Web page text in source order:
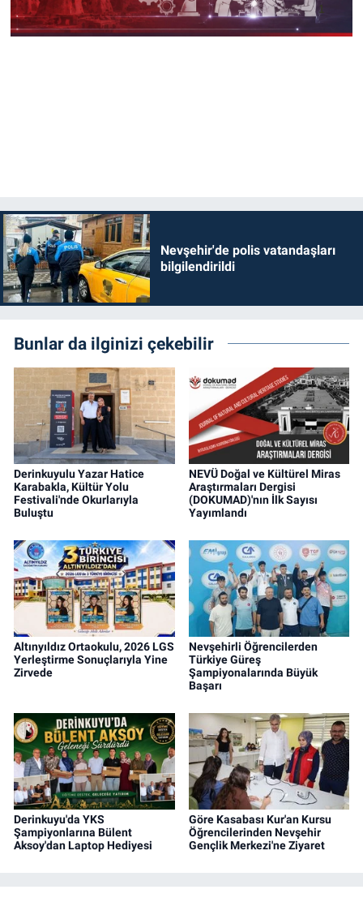
Nevşehir'de polis vatandaşları
bilgilendirildi
Bunlar da ilginizi çekebilir
Derinkuyulu Yazar Hatice
Karabakla, Kültür Yolu
Festivali'nde Okurlarıyla
Buluştu
NEVÜ Doğal ve Kültürel Miras
Araştırmaları Dergisi
(DOKUMAD)'nın İlk Sayısı
Yayımlandı
Altınyıldız Ortaokulu, 2026 LGS
Yerleştirme Sonuçlarıyla Yine
Zirvede
Nevşehirli Öğrencilerden
Türkiye Güreş
Şampiyonalarında Büyük
Başarı
Derinkuyu'da YKS
Şampiyonlarına Bülent
Aksoy'dan Laptop Hediyesi
Göre Kasabası Kur'an Kursu
Öğrencilerinden Nevşehir
Gençlik Merkezi'ne Ziyaret